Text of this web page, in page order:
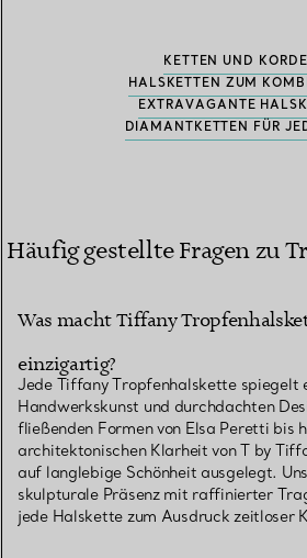
KETTEN UND
HALSKETTEN ZUM
EXTRAVAGANTE
DIAMANTKETTEN FÜR
Häufig gestellte Fragen zu
Was macht Tiffany
einzigartig?
Jede Tiffany Tropfenhalskette spiegelt
Handwerkskunst und durchdachten
fließenden Formen von Elsa Peretti bis
architektonischen Klarheit von T by
auf langlebige Schönheit ausgelegt.
skulpturale Präsenz mit raffinierter
jede Halskette zum Ausdruck zeitloser